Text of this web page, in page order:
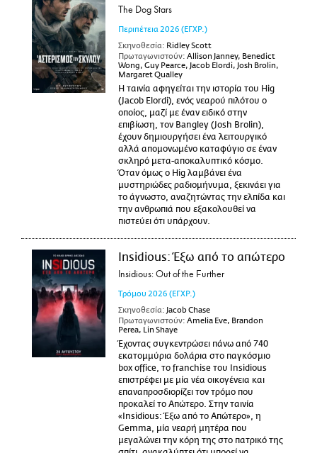
The Dog Stars
Περιπέτεια 2026 (ΕΓΧΡ.)
Σκηνοθεσία: Ridley Scott
Πρωταγωνιστούν: Allison Janney, Benedict
Wong, Guy Pearce, Jacob Elordi, Josh Brolin,
Margaret Qualley
Η ταινία αφηγείται την ιστορία του Hig
(Jacob Elordi), ενός νεαρού πιλότου ο
οποίος, μαζί με έναν ειδικό στην
επιβίωση, τον Bangley (Josh Brolin),
έχουν δημιουργήσει ένα λειτουργικό
αλλά απομονωμένο καταφύγιο σε έναν
σκληρό μετα-αποκαλυπτικό κόσμο.
Όταν όμως ο Hig λαμβάνει ένα
μυστηριώδες ραδιομήνυμα, ξεκινάει για
το άγνωστο, αναζητώντας την ελπίδα και
την ανθρωπιά που εξακολουθεί να
πιστεύει ότι υπάρχουν.
Insidious: Έξω από το απώτερο
Insidious: Out of the Further
Τρόμου 2026 (ΕΓΧΡ.)
Σκηνοθεσία: Jacob Chase
Πρωταγωνιστούν: Amelia Eve, Brandon
Perea, Lin Shaye
Έχοντας συγκεντρώσει πάνω από 740
εκατομμύρια δολάρια στο παγκόσμιο
box office, το franchise του Insidious
επιστρέφει με μία νέα οικογένεια και
επαναπροσδιορίζει τον τρόμο που
προκαλεί το Απώτερο. Στην ταινία
«Insidious: Έξω από το Απώτερο», η
Gemma, μία νεαρή μητέρα που
μεγαλώνει την κόρη της στο πατρικό της